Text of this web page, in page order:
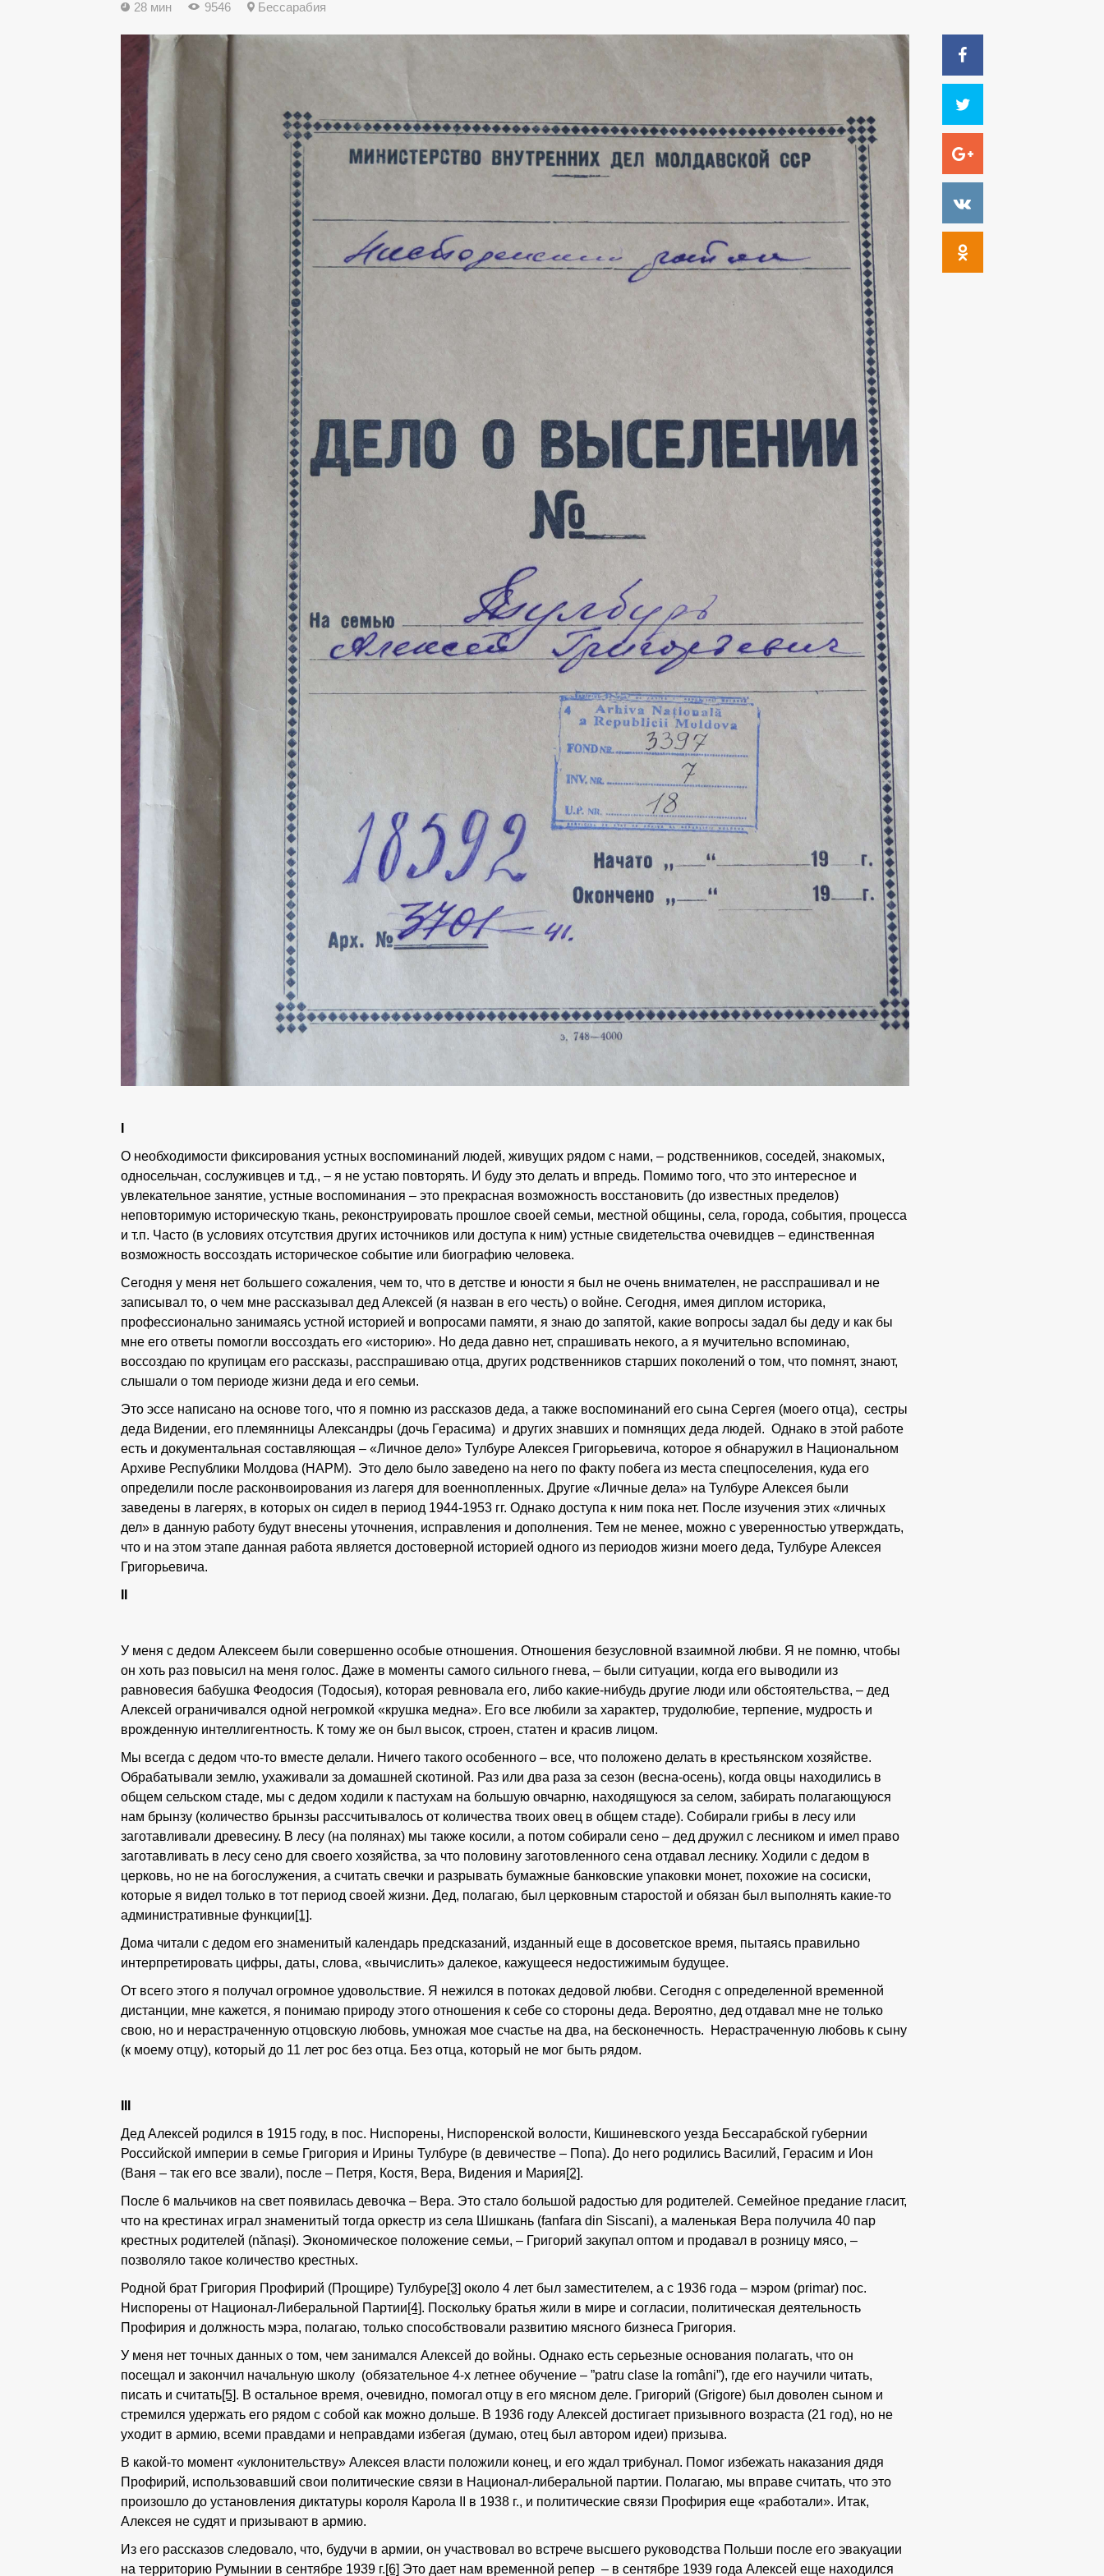
28 мин 9546 Бессарабия
О необходимости фиксирования устных воспоминаний людей, живущих рядом с нами, – родственников, соседей, знакомых,
односельчан, сослуживцев и т.д., – я не устаю повторять. И буду это делать и впредь. Помимо того, что это интересное и
увлекательное занятие, устные воспоминания – это прекрасная возможность восстановить (до известных пределов)
неповторимую историческую ткань, реконструировать прошлое своей семьи, местной общины, села, города, события, процесса
и т.п. Часто (в условиях отсутствия других источников или доступа к ним) устные свидетельства очевидцев – единственная
возможность воссоздать историческое событие или биографию человека.
Сегодня у меня нет большего сожаления, чем то, что в детстве и юности я был не очень внимателен, не расспрашивал и не
записывал то, о чем мне рассказывал дед Алексей (я назван в его честь) о войне. Сегодня, имея диплом историка,
профессионально занимаясь устной историей и вопросами памяти, я знаю до запятой, какие вопросы задал бы деду и как бы
мне его ответы помогли воссоздать его «историю». Но деда давно нет, спрашивать некого, а я мучительно вспоминаю,
воссоздаю по крупицам его рассказы, расспрашиваю отца, других родственников старших поколений о том, что помнят, знают,
слышали о том периоде жизни деда и его семьи.
Это эссе написано на основе того, что я помню из рассказов деда, а также воспоминаний его сына Сергея (моего отца), сестры
деда Видении, его племянницы Александры (дочь Герасима) и других знавших и помнящих деда людей. Однако в этой работе
есть и документальная составляющая – «Личное дело» Тулбуре Алексея Григорьевича, которое я обнаружил в Национальном
Архиве Республики Молдова (НАРМ). Это дело было заведено на него по факту побега из места спецпоселения, куда его
определили после расконвоирования из лагеря для военнопленных. Другие «Личные дела» на Тулбуре Алексея были
заведены в лагерях, в которых он сидел в период 1944-1953 гг. Однако доступа к ним пока нет. После изучения этих «личных
дел» в данную работу будут внесены уточнения, исправления и дополнения. Тем не менее, можно с уверенностью утверждать,
что и на этом этапе данная работа является достоверной историей одного из периодов жизни моего деда, Тулбуре Алексея
Григорьевича.
У меня с дедом Алексеем были совершенно особые отношения. Отношения безусловной взаимной любви. Я не помню, чтобы
он хоть раз повысил на меня голос. Даже в моменты самого сильного гнева, – были ситуации, когда его выводили из
равновесия бабушка Феодосия (Тодосыя), которая ревновала его, либо какие-нибудь другие люди или обстоятельства, – дед
Алексей ограничивался одной негромкой «крушка медна». Его все любили за характер, трудолюбие, терпение, мудрость и
врожденную интеллигентность. К тому же он был высок, строен, статен и красив лицом.
Мы всегда с дедом что-то вместе делали. Ничего такого особенного – все, что положено делать в крестьянском хозяйстве.
Обрабатывали землю, ухаживали за домашней скотиной. Раз или два раза за сезон (весна-осень), когда овцы находились в
общем сельском стаде, мы с дедом ходили к пастухам на большую овчарню, находящуюся за селом, забирать полагающуюся
нам брынзу (количество брынзы рассчитывалось от количества твоих овец в общем стаде). Cобирали грибы в лесу или
заготавливали древесину. В лесу (на полянах) мы также косили, а потом собирали сено – дед дружил с лесником и имел право
заготавливать в лесу сено для своего хозяйства, за что половину заготовленного сена отдавал леснику. Ходили с дедом в
церковь, но не на богослужения, а считать свечки и разрывать бумажные банковские упаковки монет, похожие на сосиски,
которые я видел только в тот период своей жизни. Дед, полагаю, был церковным старостой и обязан был выполнять какие-то
административные функции[1].
Дома читали с дедом его знаменитый календарь предсказаний, изданный еще в досоветское время, пытаясь правильно
интерпретировать цифры, даты, слова, «вычислить» далекое, кажущееся недостижимым будущее.
От всего этого я получал огромное удовольствие. Я нежился в потоках дедовой любви. Сегодня с определенной временной
дистанции, мне кажется, я понимаю природу этого отношения к себе со стороны деда. Вероятно, дед отдавал мне не только
свою, но и нерастраченную отцовскую любовь, умножая мое счастье на два, на бесконечность. Нерастраченную любовь к сыну
(к моему отцу), который до 11 лет рос без отца. Без отца, который не мог быть рядом.
Дед Алексей родился в 1915 году, в пос. Ниспорены, Ниспоренской волости, Кишиневского уезда Бессарабской губернии
Российской империи в семье Григория и Ирины Тулбуре (в девичестве – Попа). До него родились Василий, Герасим и Ион
(Ваня – так его все звали), после – Петря, Костя, Вера, Видения и Мария[2].
После 6 мальчиков на свет появилась девочка – Вера. Это стало большой радостью для родителей. Семейное предание гласит,
что на крестинах играл знаменитый тогда оркестр из села Шишкань (fanfara din Siscani), а маленькая Вера получила 40 пар
крестных родителей (nănași). Экономическое положение семьи, – Григорий закупал оптом и продавал в розницу мясо, –
позволяло такое количество крестных.
Родной брат Григория Профирий (Прощире) Тулбуре[3] около 4 лет был заместителем, а с 1936 года – мэром (primar) пос.
Ниспорены от Национал-Либеральной Партии[4]. Поскольку братья жили в мире и согласии, политическая деятельность
Профирия и должность мэра, полагаю, только способствовали развитию мясного бизнеса Григория.
У меня нет точных данных о том, чем занимался Алексей до войны. Однако есть серьезные основания полагать, что он
посещал и закончил начальную школу (обязательное 4-х летнее обучение – ”patru clase la români”), где его научили читать,
писать и считать[5]. В остальное время, очевидно, помогал отцу в его мясном деле. Григорий (Grigore) был доволен сыном и
стремился удержать его рядом с собой как можно дольше. В 1936 году Алексей достигает призывного возраста (21 год), но не
уходит в армию, всеми правдами и неправдами избегая (думаю, отец был автором идеи) призыва.
В какой-то момент «уклонительству» Алексея власти положили конец, и его ждал трибунал. Помог избежать наказания дядя
Профирий, использовавший свои политические связи в Национал-либеральной партии. Полагаю, мы вправе считать, что это
произошло до установления диктатуры короля Карола II в 1938 г., и политические связи Профирия еще «работали». Итак,
Алексея не судят и призывают в армию.
Из его рассказов следовало, что, будучи в армии, он участвовал во встрече высшего руководства Польши после его эвакуации
на территорию Румынии в сентябре 1939 г.[6] Это дает нам временной репер – в сентябре 1939 года Алексей еще находился